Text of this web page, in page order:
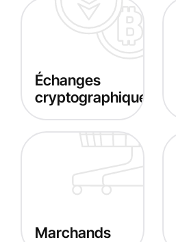
Échanges
cryptographiques
Marchands